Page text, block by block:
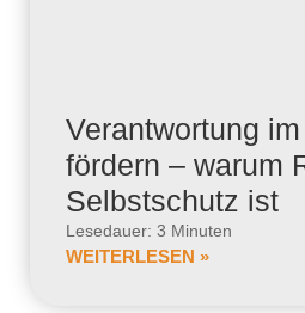
Verantwortung im
fördern – warum
Selbstschutz ist
Lesedauer: 3 Minuten
WEITERLESEN »